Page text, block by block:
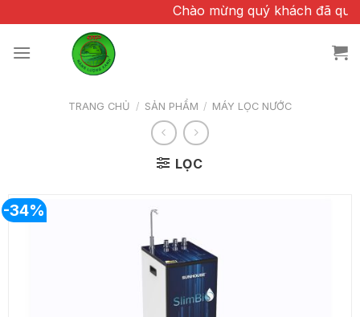
đến
nội
Chào mừng quý khách đã quan tâm và
TRANG CHỦ / SẢN PHẨM / MÁY LỌC NƯỚC
LỌC
-34%